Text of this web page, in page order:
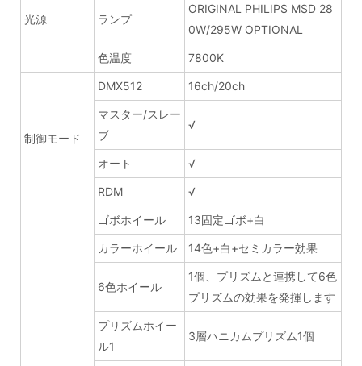
光源 ランプ
ORIGINAL PHILIPS MSD 28
0W/295W OPTIONAL
色温度 7800K
制御モード
DMX512 16ch/20ch
マスター/スレー
ブ
√
オート √
RDM √
ゴボホイール 13固定ゴボ+白
カラーホイール 14色+白+セミカラー効果
6色ホイール
1個、プリズムと連携して6色
プリズムの効果を発揮します
プリズムホイー
ル1
3層ハニカムプリズム1個